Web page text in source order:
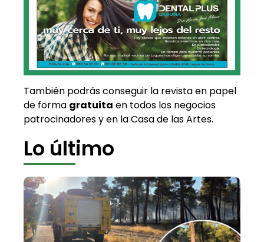
También podrás conseguir la revista en papel
de forma gratuita en todos los negocios
patrocinadores y en la Casa de las Artes.
Lo último